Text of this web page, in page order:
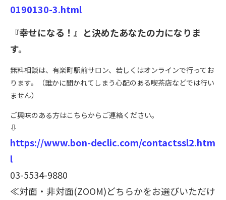
0190130-3.html
『幸せになる！』と決めたあなたの力になりま
す。
無料相談は、有楽町駅前サロン、若しくはオンラインで行ってお
ります。（誰かに聞かれてしまう心配のある喫茶店などでは行い
ません）
ご興味のある方はこちらからご連絡ください。
⇩
https://www.bon-declic.com/contactssl2.htm
l
03-5534-9880
≪対面・非対面(ZOOM)どちらかをお選びいただけ